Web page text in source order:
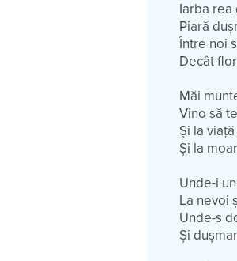
Iarba rea
Piară
Între noi
Decât
Măi
Vino să
Și la
Și la
Unde-i
La nevoi
Unde-s
Și